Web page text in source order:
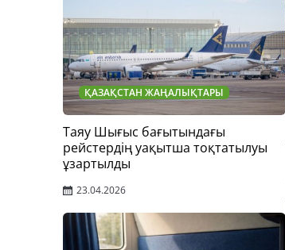
ҚАЗАҚСТАН ЖАҢАЛЫҚТАРЫ
Таяу Шығыс бағытындағы
рейстердің уақытша тоқтатылуы
ұзартылды
23.04.2026